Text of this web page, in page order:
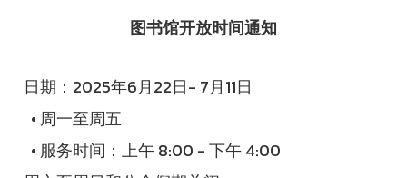
图书馆开放时间通知
日期：2025年6月22日- 7月11日
• 周一至周五
• 服务时间：上午 8:00 - 下午 4:00